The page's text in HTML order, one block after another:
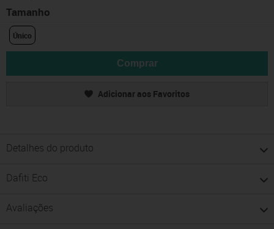
Tamanho
Único
Comprar
Adicionar aos Favoritos
Detalhes do produto
Dafiti Eco
Avaliações